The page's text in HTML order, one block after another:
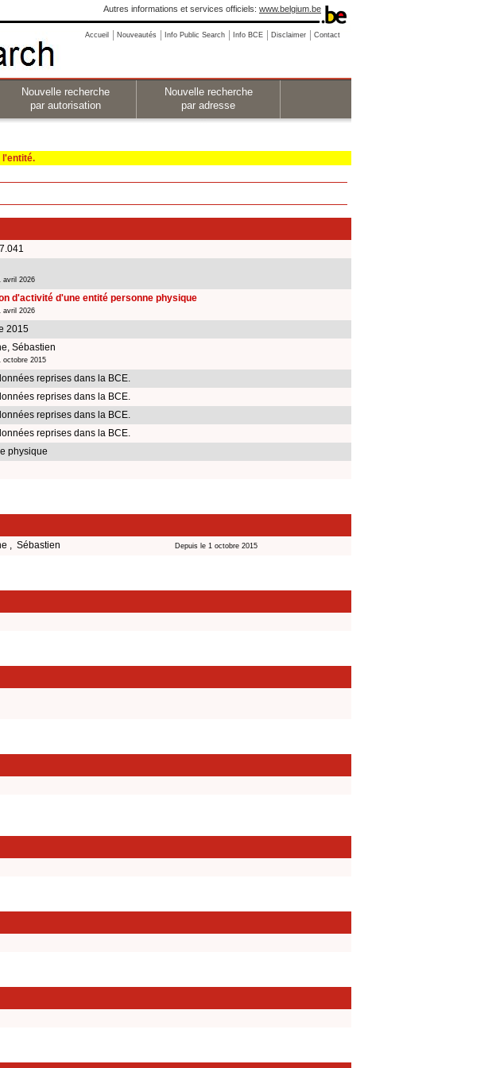
Autres informations et services officiels: www.belgium.be
Accueil Nouveautés Info Public Search Info BCE Disclaimer Contact
Nouvelle recherche
par autorisation
Nouvelle recherche
par adresse
l'entité.
avril 2026
d'activité d'une entité personne physique
avril 2026
2015
Sébastien
octobre 2015
reprises dans la BCE.
reprises dans la BCE.
reprises dans la BCE.
reprises dans la BCE.
physique
, Sébastien Depuis le 1 octobre 2015